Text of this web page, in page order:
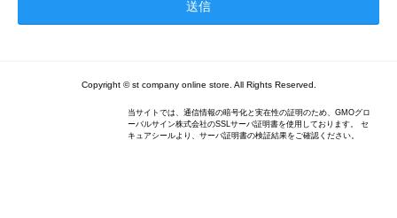
Copyright © st company online store. All Rights Reserved.
当サイトでは、通信情報の暗号化と実在性の証明のため、GMOグロ
ーバルサイン株式会社のSSLサーバ証明書を使用しております。 セ
キュアシールより、サーバ証明書の検証結果をご確認ください。